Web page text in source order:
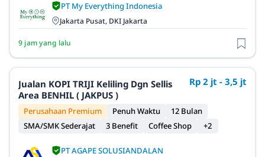
PT My Everything Indonesia
Jakarta Pusat, DKI Jakarta
9 jam yang lalu
Jualan KOPI TRIJI Keliling Dgn Sellis
Area BENHIL ( JAKPUS )
Rp 2 jt - 3,5 jt
Perusahaan Premium Penuh Waktu
12 Bulan
SMA/SMK Sederajat
3 Benefit Coffee Shop +2
PT AGAPE SOLUSIANDALAN